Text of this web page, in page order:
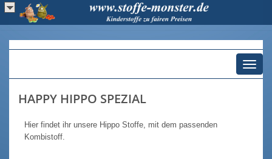
Toggle
HAPPY HIPPO SPEZIAL
Hier findet ihr unsere Hippo Stoffe, mit dem passenden
Kombistoff.